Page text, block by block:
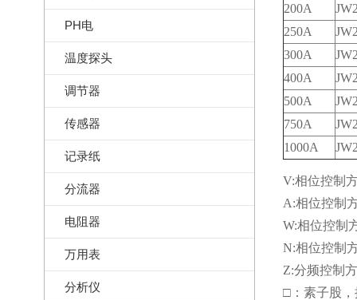
PH电
温度探头
调节器
传感器
记录纸
分流器
电阻器
万用表
分析仪
200A
250A
300A
400A
500A
750A
1000A
V:相位控制
A:相位控制
W:相位控制
N:相位控制
Z:分频控制
□：素子股